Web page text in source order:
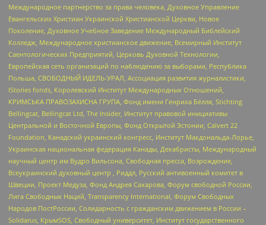
Международное партнерство за права человека, Духовное Управление
Евангельских Христиан Украинской Христианской Церкви, Новое
Поколение, Духовное Учебное Заведение Международный Библейский
Колледж, Международное христианское движение, Всемирный Институт
Саентологических Предприятий, Церковь Духовной Технологии,
Европейская сеть организаций по наблюдению за выборами, Республика
Польша, СВОБОДНЫЙ ИДЕЛЬ-УРАЛ, Ассоциация развития журналистики,
IStories fonds, Королевский Институт Международных Отношений,
КРИМСЬКА ПРАВОЗАХИСНА ГРУПА, Фонд имени Генриха Бёлля, Stichting
Bellingcat, Bellingcat Ltd, The Insider, Институт правовой инициативы
Центральной и Восточной Европы, Фонд Открытой Эстонии, Calvert 22
Foundation, Канадский украинский конгресс, Институт Макдональда-Лорье,
Украинская национальная федерация Канады, Декабристы, Международный
научный центр им Вудро Вильсона, Свободная пресса, Возрождение,
Всеукраинский духовный центр , Риддл, Русский антивоенный комитет в
Швеции, Проект Медуза, Фонд Андрея Сахарова, Форум свободной России,
Лига Свободных Наций, Transparеncy International, Форум Свободных
Народов ПостРоссии, Солидарность с гражданским движением в России –
Solidarus, КрымSOS, Свободный университет, Институт государственного